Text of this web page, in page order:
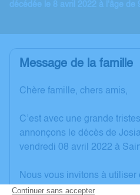
décédée le 8 avril 2022 à l'âge de
Message de la famille
Chère famille, chers amis,
C’est avec une grande
annonçons le décès de
vendredi 08 avril 2022 à
Nous vous invitons à
vos condoléances, partager